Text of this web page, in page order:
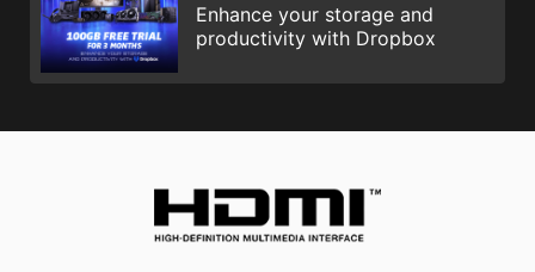
Enhance your storage and
productivity with Dropbox